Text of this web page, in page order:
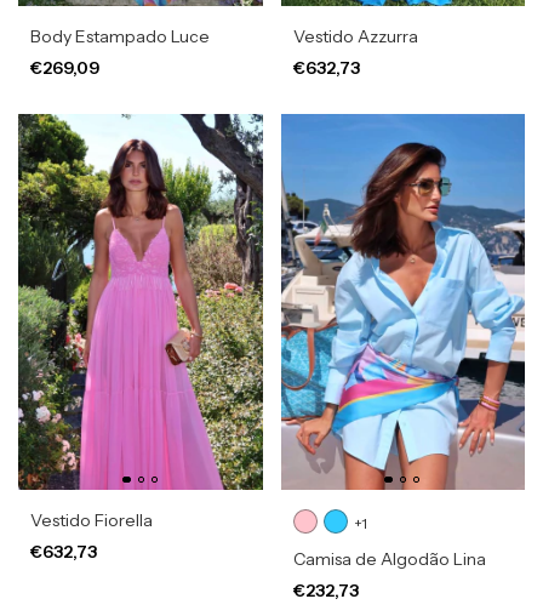
Body Estampado Luce
€269,09
Vestido Azzurra
€632,73
Vestido Fiorella
€632,73
+1
Camisa de Algodão Lina
€232,73